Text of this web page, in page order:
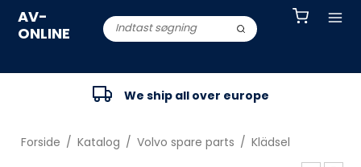
AV-
ONLINE
We ship all over europe
Forside / Katalog / Volvo spare parts / Klädsel